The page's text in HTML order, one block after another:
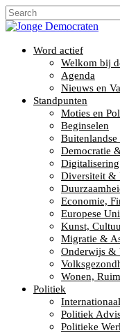
Word actief
Welkom bij
Agenda
Nieuws en
Standpunten
Moties en
Beginselen
Democratie
Diversiteit &
Economie,
Europese
Kunst,
Migratie &
Onderwijs &
Wonen,
Politiek
Internationaal
Politiek
Politieke